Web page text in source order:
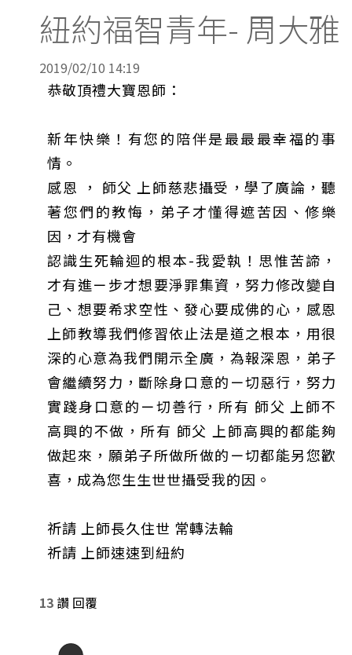
紐約福智青年- 周大雅
2019/02/10 14:19
恭敬頂禮大寶恩師：
新年快樂！有您的陪伴是最最最幸福的事
情。
感恩 ， 師父 上師慈悲攝受，學了廣論，聽
著您們的教悔，弟子才懂得遮苦因、修樂
因，才有機會
認識生死輪迴的根本-我愛執！思惟苦諦，
才有進ㄧ步才想要淨罪集資，努力修改變自
己、想要希求空性、發心要成佛的心，感恩
上師教導我們修習依止法是道之根本，用很
深的心意為我們開示全廣，為報深恩，弟子
會繼續努力，斷除身口意的ㄧ切惡行，努力
實踐身口意的ㄧ切善行，所有 師父 上師不
高興的不做，所有 師父 上師高興的都能夠
做起來，願弟子所做所做的ㄧ切都能另您歡
喜，成為您生生世世攝受我的因。
祈請 上師長久住世 常轉法輪
祈請 上師速速到紐約
13 讚 回覆